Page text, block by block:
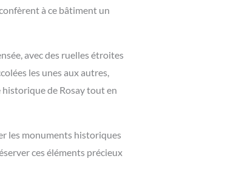
à ce bâtiment un
avec des ruelles étroites
les unes aux autres,
historique de Rosay tout en
les monuments historiques
ces éléments précieux